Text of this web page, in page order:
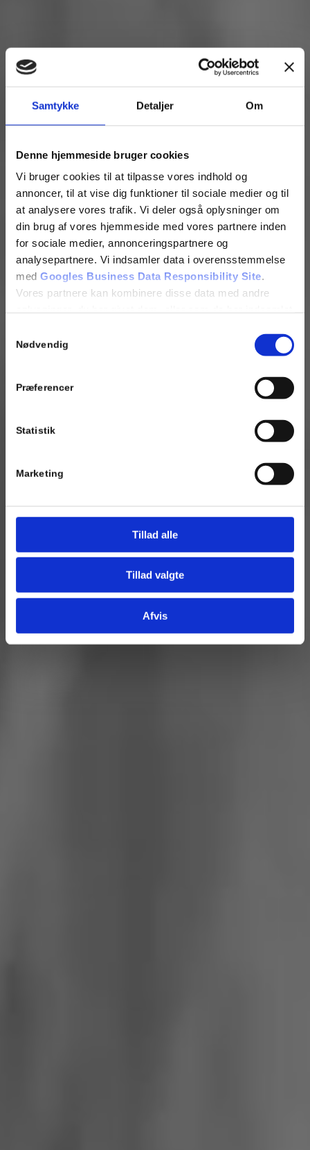
Samtykke Detaljer Om
Denne hjemmeside bruger cookies
Vi bruger cookies til at tilpasse vores indhold og
annoncer, til at vise dig funktioner til sociale medier og til
at analysere vores trafik. Vi deler også oplysninger om
din brug af vores hjemmeside med vores partnere inden
for sociale medier, annonceringspartnere og
analysepartnere. Vi indsamler data i overensstemmelse
med Googles Business Data Responsibility Site.
Vores partnere kan kombinere disse data med andre
Nødvendig
Præferencer
Statistik
Marketing
Tillad alle
Tillad valgte
Afvis
Frisør og make-up artist med 15 års